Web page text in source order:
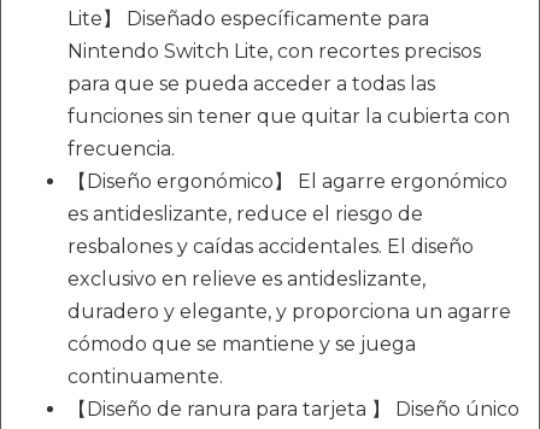
Lite】 Diseñado específicamente para
Nintendo Switch Lite, con recortes precisos
para que se pueda acceder a todas las
funciones sin tener que quitar la cubierta con
frecuencia.
【Diseño ergonómico】 El agarre ergonómico
es antideslizante, reduce el riesgo de
resbalones y caídas accidentales. El diseño
exclusivo en relieve es antideslizante,
duradero y elegante, y proporciona un agarre
cómodo que se mantiene y se juega
continuamente.
【Diseño de ranura para tarjeta 】 Diseño único